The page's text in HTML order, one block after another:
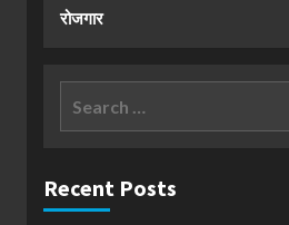
रोजगार
Recent Posts